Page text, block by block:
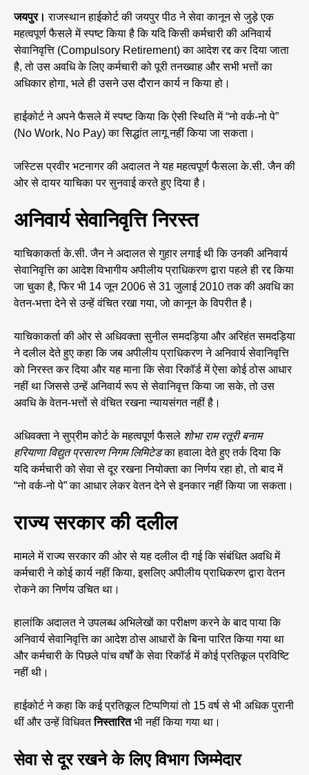
जयपुर। राजस्थान हाईकोर्ट की जयपुर पीठ ने सेवा कानून से जुड़े एक
महत्वपूर्ण फैसले में स्पष्ट किया है कि यदि किसी कर्मचारी की अनिवार्य
सेवानिवृत्ति (Compulsory Retirement) का आदेश रद्द कर दिया जाता
है, तो उस अवधि के लिए कर्मचारी को पूरी तनख्वाह और सभी भत्तों का
अधिकार होगा, भले ही उसने उस दौरान कार्य न किया हो।
हाईकोर्ट ने अपने फैसले में स्पष्ट किया कि ऐसी स्थिति में “नो वर्क-नो पे”
(No Work, No Pay) का सिद्धांत लागू नहीं किया जा सकता।
जस्टिस प्रवीर भटनागर की अदालत ने यह महत्वपूर्ण फैसला के.सी. जैन की
ओर से दायर याचिका पर सुनवाई करते हुए दिया है।
अनिवार्य सेवानिवृत्ति निरस्त
याचिकाकर्ता के.सी. जैन ने अदालत से गुहार लगाई थी कि उनकी अनिवार्य
सेवानिवृत्ति का आदेश विभागीय अपीलीय प्राधिकरण द्वारा पहले ही रद्द किया
जा चुका है, फिर भी 14 जून 2006 से 31 जुलाई 2010 तक की अवधि का
वेतन-भत्ता देने से उन्हें वंचित रखा गया, जो कानून के विपरीत है।
याचिकाकर्ता की ओर से अधिवक्ता सुनील समदड़िया और अरिहंत समदड़िया
ने दलील देते हुए कहा कि जब अपीलीय प्राधिकरण ने अनिवार्य सेवानिवृत्ति
को निरस्त कर दिया और यह माना कि सेवा रिकॉर्ड में ऐसा कोई ठोस आधार
नहीं था जिससे उन्हें अनिवार्य रूप से सेवानिवृत्त किया जा सके, तो उस
अवधि के वेतन-भत्तों से वंचित रखना न्यायसंगत नहीं है।
अधिवक्ता ने सुप्रीम कोर्ट के महत्वपूर्ण फैसले शोभा राम रतूरी बनाम
हरियाणा विद्युत प्रसारण निगम लिमिटेडका हवाला देते हुए तर्क दिया कि
यदि कर्मचारी को सेवा से दूर रखना नियोक्ता का निर्णय रहा हो, तो बाद में
“नो वर्क-नो पे” का आधार लेकर वेतन देने से इनकार नहीं किया जा सकता।
राज्य सरकार की दलील
मामले में राज्य सरकार की ओर से यह दलील दी गई कि संबंधित अवधि में
कर्मचारी ने कोई कार्य नहीं किया, इसलिए अपीलीय प्राधिकरण द्वारा वेतन
रोकने का निर्णय उचित था।
हालांकि अदालत ने उपलब्ध अभिलेखों का परीक्षण करने के बाद पाया कि
अनिवार्य सेवानिवृत्ति का आदेश ठोस आधारों के बिना पारित किया गया था
और कर्मचारी के पिछले पांच वर्षों के सेवा रिकॉर्ड में कोई प्रतिकूल प्रविष्टि
नहीं थी।
हाईकोर्ट ने कहा कि कई प्रतिकूल टिप्पणियां तो 15 वर्ष से भी अधिक पुरानी
थीं और उन्हें विधिवतनिस्तारितभी नहीं किया गया था।
सेवा से दूर रखने के लिए विभाग जिम्मेदार